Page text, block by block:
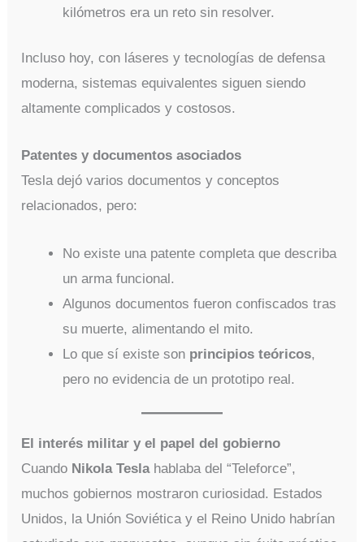
kilómetros era un reto sin resolver.
Incluso hoy, con láseres y tecnologías de defensa
moderna, sistemas equivalentes siguen siendo
altamente complicados y costosos.
Patentes y documentos asociados
Tesla dejó varios documentos y conceptos
relacionados, pero:
No existe una patente completa que describa
un arma funcional.
Algunos documentos fueron confiscados tras
su muerte, alimentando el mito.
Lo que sí existe son principios teóricos,
pero no evidencia de un prototipo real.
El interés militar y el papel del gobierno
Cuando Nikola Teslahablaba del “Teleforce”,
muchos gobiernos mostraron curiosidad. Estados
Unidos, la Unión Soviética y el Reino Unido habrían